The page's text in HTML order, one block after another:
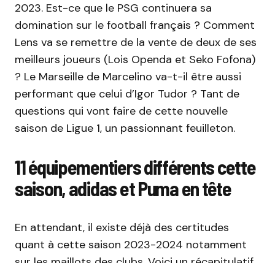
2023. Est-ce que le PSG continuera sa
domination sur le football français ? Comment
Lens va se remettre de la vente de deux de ses
meilleurs joueurs (Lois Openda et Seko Fofona)
? Le Marseille de Marcelino va-t-il être aussi
performant que celui d’Igor Tudor ? Tant de
questions qui vont faire de cette nouvelle
saison de Ligue 1, un passionnant feuilleton.
11 équipementiers différents cette
saison, adidas et Puma en tête
En attendant, il existe déjà des certitudes
quant à cette saison 2023-2024 notamment